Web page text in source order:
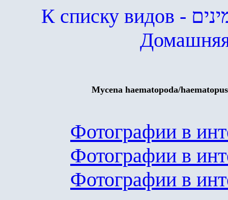
К списку видов
Mycena haematopoda/haematopus
Фотографии в
Фотографии в
Фотографии в